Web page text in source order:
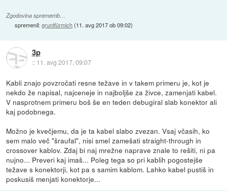
Zgodovina sprememb…
spremenil:gruntfürmich(11. avg 2017 ob 09:02)
3p
:: 11. avg 2017, 09:07
Kabli znajo povzročati resne težave in v takem primeru je, kot je
nekdo že napisal, najceneje in najboljše za živce, zamenjati kabel.
V nasprotnem primeru boš še en teden debugiral slab konektor ali
kaj podobnega.
Možno je kvečjemu, da je ta kabel slabo zvezan. Vsaj včasih, ko
sem malo več "šraufal", nisi smel zamešati straight-through in
crossover kablov. Zdaj bi naj mrežne naprave znale to rešiti, ni pa
nujno... Preveri kaj imaš... Poleg tega so pri kablih pogostejše
težave s konektorji, kot pa s samim kablom. Lahko kabel pustiš in
poskusiš menjati konektorje...